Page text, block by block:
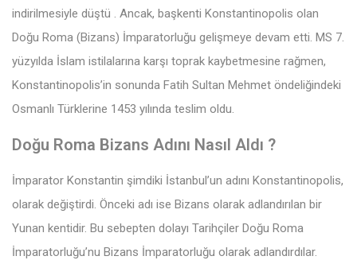
indirilmesiyle düştü . Ancak, başkenti Konstantinopolis olan
Doğu Roma (Bizans) İmparatorluğu gelişmeye devam etti. MS 7.
yüzyılda İslam istilalarına karşı toprak kaybetmesine rağmen,
Konstantinopolis’in sonunda Fatih Sultan Mehmet öndeliğindeki
Osmanlı Türklerine 1453 yılında teslim oldu.
Doğu Roma Bizans Adını Nasıl Aldı ?
İmparator Konstantin şimdiki İstanbul’un adını Konstantinopolis,
olarak değiştirdi. Önceki adı ise Bizans olarak adlandırılan bir
Yunan kentidir. Bu sebepten dolayı Tarihçiler Doğu Roma
İmparatorluğu’nu Bizans İmparatorluğu olarak adlandırdılar.